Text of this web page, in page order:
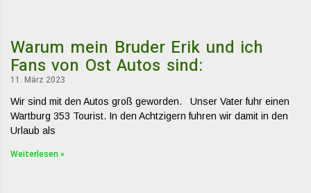
Warum mein Bruder Erik und ich
Fans von Ost Autos sind:
11. März 2023
Wir sind mit den Autos groß geworden. Unser Vater fuhr einen
Wartburg 353 Tourist. In den Achtzigern fuhren wir damit in den
Urlaub als
Weiterlesen »